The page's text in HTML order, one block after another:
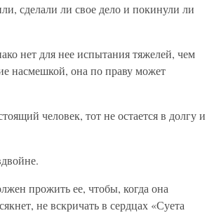
сделали ли свое дело и покинули ли
нет для нее испытания тяжелей, чем
насмешкой, она по праву может
человек, тот не остается в долгу и
прожить ее, чтобы, когда она
не вскричать в сердцах «Суета